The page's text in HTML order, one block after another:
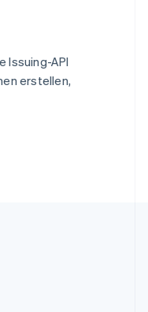
Issuing-API
erstellen,